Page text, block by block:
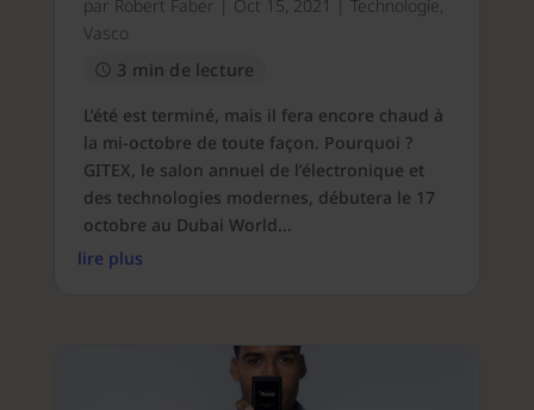
par Robert Faber Oct 15, 2021 Technologie,
Vasco
3 min de lecture
L’été est terminé, mais il fera encore chaud à
la mi-octobre de toute façon. Pourquoi ?
GITEX, le salon annuel de l’électronique et
des technologies modernes, débutera le 17
octobre au Dubai World...
lire plus